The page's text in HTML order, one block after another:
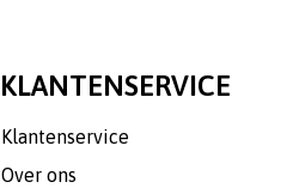
KLANTENSERVICE
Klantenservice
Over ons